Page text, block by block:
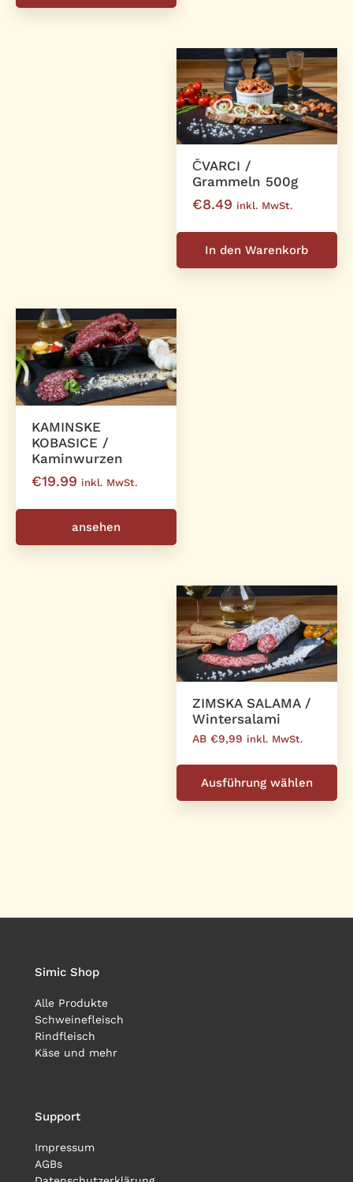
ČVARCI /
Grammeln 500g
€8.49 inkl. MwSt.
In den Warenkorb
KAMINSKE
KOBASICE /
Kaminwurzen
€19.99 inkl. MwSt.
ansehen
ZIMSKA SALAMA /
Wintersalami
AB €9,99 inkl. MwSt.
Ausführung wählen
Simic Shop
Alle Produkte
Schweinefleisch
Rindfleisch
Käse und mehr
Support
Impressum
AGBs